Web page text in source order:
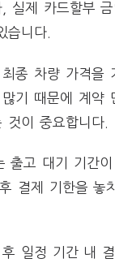
실제 카드할부
습니다.
종 차량 가격을
기 때문에 계약
것이 중요합니다.
출고 대기 기간
결제 기한을 놓
일정 기간 내